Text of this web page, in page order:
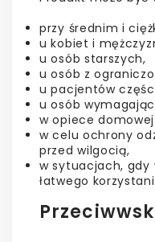
przy średnim i
u kobiet i
u osób starszych,
u osób z
u pacjentów
u osób
w opiece
w celu ochrony
przed wilgocią,
w sytuacjach, gdy
łatwego